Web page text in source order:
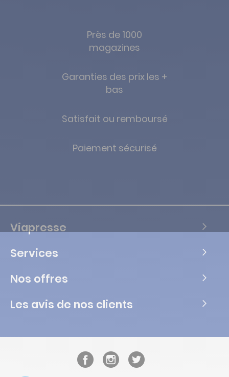
Près de 1000
magazines
Garanties des prix les +
bas
Satisfait ou remboursé
Paiement sécurisé
Viapresse
Services
Nos offres
Les avis de nos clients